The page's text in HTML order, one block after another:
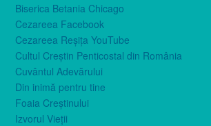
Biserica Betania Chicago
Cezareea Facebook
Cezareea Reşiţa YouTube
Cultul Creştin Penticostal din România
Cuvântul Adevărului
Din inimă pentru tine
Foaia Creştinului
Izvorul Vieţii